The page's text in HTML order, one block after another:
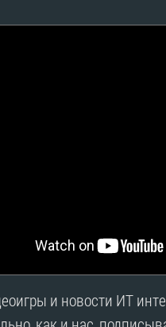
и новости ИТ